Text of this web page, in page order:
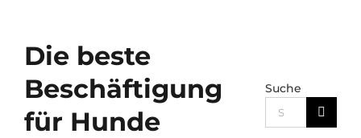
Die beste
Beschäftigung
für Hunde
Suche
Suche
nach: